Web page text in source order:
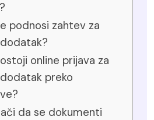
podnosi zahtev za
online prijava za
preko
da se dokumenti